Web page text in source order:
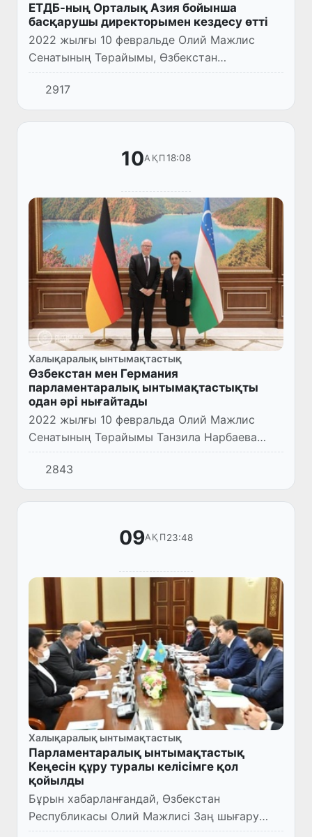
ЕТДБ-ның Орталық Азия бойынша
басқарушы директорымен кездесу өтті
2022 жылғы 10 февральде Олий Мажлис
Сенатының Төрайымы, Өзбекстан
Республикасының Гендерлік теңдік жөніндегі
комиссиясының төрайымы Танзила
Нарбаева Еуропа тіктелу және даму банкін...
2917
10АҚП 18:08
Халықаралық ынтымақтастық
Өзбекстан мен Германия
парламентаралық ынтымақтастықты
одан әрі нығайтады
2022 жылғы 10 февральда Олий Мажлис
Сенатының Төрайымы Танзила Нарбаева
Германияның Өзбекстан Республикасындағы
Төтенше және өкілетті елшісі Тило
Клиннермен кездесті.
2843
09АҚП 23:48
Халықаралық ынтымақтастық
Парламентаралық ынтымақтастық
Кеңесін құру туралы келісімге қол
қойылды
Бұрын хабарланғандай, Өзбекстан
Республикасы Олий Мажлисі Заң шығару
палатасының Спикері Нуриддин Исмоилов